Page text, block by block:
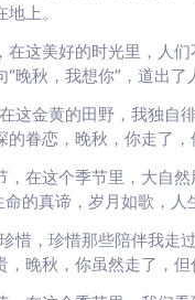
上。
这美好的时光里，人
晚秋，我想你”，道出了
这金黄的田野，我独自
眷恋，晚秋，你走了，
在这个季节里，大自
的真谛，岁月如歌，
惜，珍惜那些陪伴我走
晚秋，你虽然走了，但